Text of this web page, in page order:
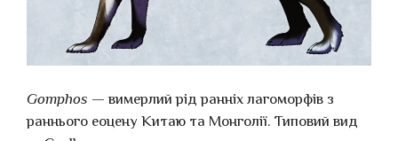
Gomphos — вимерлий рід ранніх лагоморфів з
раннього еоцену Китаю та Монголії. Типовий вид